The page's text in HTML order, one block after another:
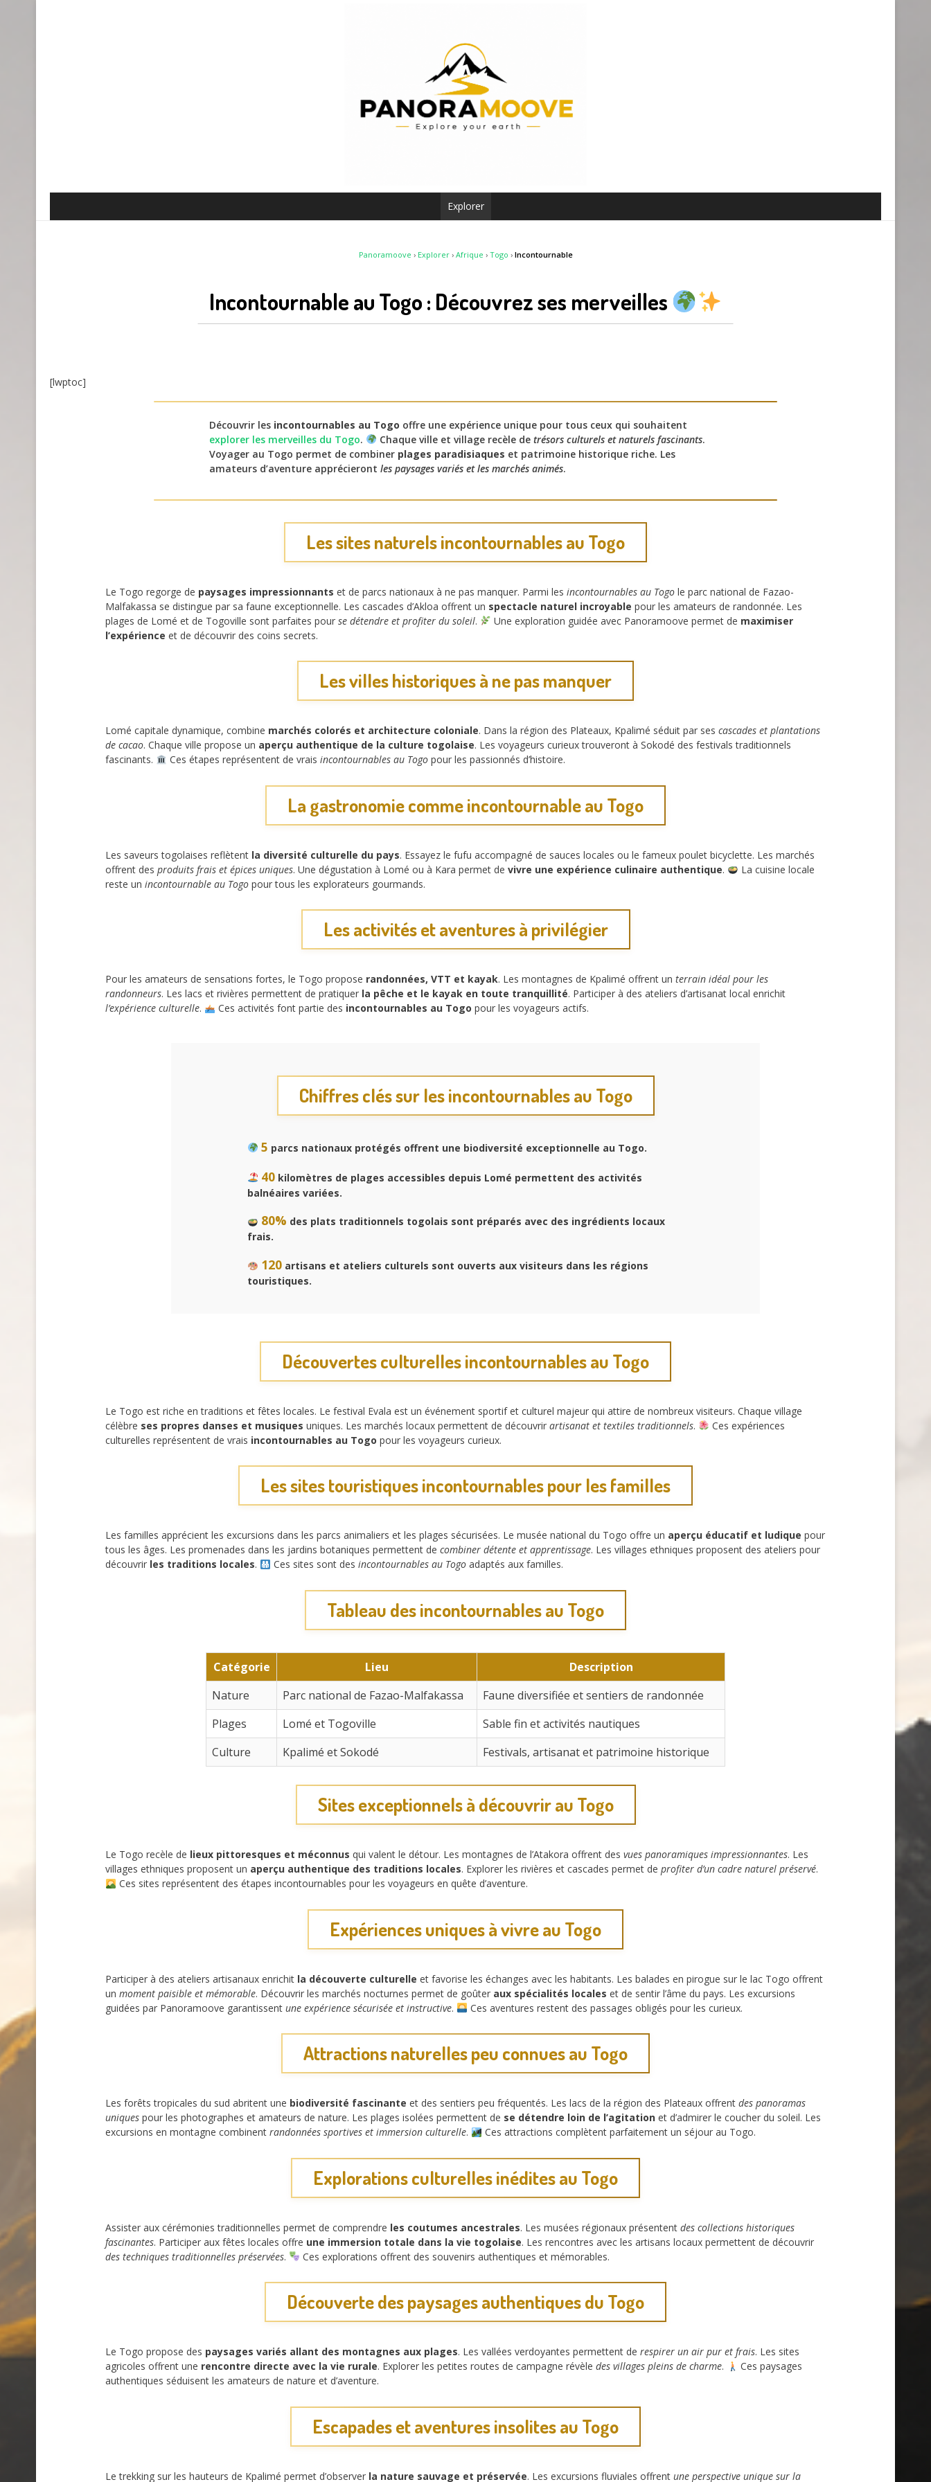
Explorer
Panoramoove › Explorer› Afrique › Togo › Incontournable
Incontournable au Togo : Découvrez ses merveilles
[lwptoc]
Découvrir les incontournables au Togo offre une expérience unique pour tous ceux qui souhaitent
explorer les merveilles du Togo. Chaque ville et village recèle de trésors culturels et naturels fascinants.
Voyager au Togo permet de combiner plages paradisiaques et patrimoine historique riche. Les
amateurs d’aventure apprécieront les paysages variés et les marchés animés.
Les sites naturels incontournables au Togo
Le Togo regorge de paysages impressionnants et de parcs nationaux à ne pas manquer. Parmi les incontournables au Togo le parc national de Fazao-
Malfakassa se distingue par sa faune exceptionnelle. Les cascades d’Akloa offrent un spectacle naturel incroyable pour les amateurs de randonnée. Les
plages de Lomé et de Togoville sont parfaites pour se détendre et profiter du soleil. Une exploration guidée avec Panoramoove permet de maximiser
l’expérience et de découvrir des coins secrets.
Les villes historiques à ne pas manquer
Lomé capitale dynamique, combine marchés colorés et architecture coloniale. Dans la région des Plateaux, Kpalimé séduit par ses cascades et plantations
de cacao. Chaque ville propose un aperçu authentique de la culture togolaise. Les voyageurs curieux trouveront à Sokodé des festivals traditionnels
fascinants.
Ces étapes représentent de vrais incontournables au Togopour les passionnés d’histoire.
La gastronomie comme incontournable au Togo
Les saveurs togolaises reflètent la diversité culturelle du pays. Essayez le fufu accompagné de sauces locales ou le fameux poulet bicyclette. Les marchés
offrent des produits frais et épices uniques. Une dégustation à Lomé ou à Kara permet de vivre une expérience culinaire authentique.
La cuisine locale
reste un incontournable au Togo pour tous les explorateurs gourmands.
Les activités et aventures à privilégier
Pour les amateurs de sensations fortes, le Togo propose randonnées, VTT et kayak. Les montagnes de Kpalimé offrent un terrain idéal pour les
randonneurs. Les lacs et rivières permettent de pratiquer la pêche et le kayak en toute tranquillité. Participer à des ateliers d’artisanat local enrichit
l’expérience culturelle. Ces activités font partie des incontournables au Togo pour les voyageurs actifs.
Chiffres clés sur les incontournables au Togo
5 parcs nationaux protégés offrent une biodiversité exceptionnelle au Togo.
40kilomètres de plages accessibles depuis Lomé permettent des activités
balnéaires variées.
80% des plats traditionnels togolais sont préparés avec des ingrédients locaux
frais.
120artisans et ateliers culturels sont ouverts aux visiteurs dans les régions
touristiques.
Découvertes culturelles incontournables au Togo
Le Togo est riche en traditions et fêtes locales. Le festival Evala est un événement sportif et culturel majeur qui attire de nombreux visiteurs. Chaque village
célèbre ses propres danses et musiques uniques. Les marchés locaux permettent de découvrir artisanat et textiles traditionnels.
Ces expériences
culturelles représentent de vrais incontournables au Togo pour les voyageurs curieux.
Les sites touristiques incontournables pour les familles
Les familles apprécient les excursions dans les parcs animaliers et les plages sécurisées. Le musée national du Togo offre un aperçu éducatif et ludique pour
tous les âges. Les promenades dans les jardins botaniques permettent de combiner détente et apprentissage. Les villages ethniques proposent des ateliers pour
découvrir les traditions locales. Ces sites sont des incontournables au Togoadaptés aux familles.
Tableau des incontournables au Togo
Catégorie Lieu
Description
Nature
Parc national de Fazao-Malfakassa
Faune diversifiée et sentiers de randonnée
Plages
Lomé et Togoville
Sable fin et activités nautiques
Culture
Kpalimé et Sokodé Festivals, artisanat et patrimoine historique
Sites exceptionnels à découvrir au Togo
Le Togo recèle de lieux pittoresques et méconnus qui valent le détour. Les montagnes de l’Atakora offrent des vues panoramiques impressionnantes. Les
villages ethniques proposent un aperçu authentique des traditions locales. Explorer les rivières et cascades permet de profiter d’un cadre naturel préservé.
Ces sites représentent des étapes incontournables pour les voyageurs en quête d’aventure.
Expériences uniques à vivre au Togo
Participer à des ateliers artisanaux enrichit la découverte culturelle et favorise les échanges avec les habitants. Les balades en pirogue sur le lac Togo offrent
un moment paisible et mémorable. Découvrir les marchés nocturnes permet de goûter aux spécialités locales et de sentir l’âme du pays. Les excursions
guidées par Panoramoove garantissent une expérience sécurisée et instructive. Ces aventures restent des passages obligés pour les curieux.
Attractions naturelles peu connues au Togo
Les forêts tropicales du sud abritent une biodiversité fascinante et des sentiers peu fréquentés. Les lacs de la région des Plateaux offrent des panoramas
uniques pour les photographes et amateurs de nature. Les plages isolées permettent de se détendre loin de l’agitation et d’admirer le coucher du soleil. Les
excursions en montagne combinent randonnées sportives et immersion culturelle. Ces attractions complètent parfaitement un séjour au Togo.
Explorations culturelles inédites au Togo
Assister aux cérémonies traditionnelles permet de comprendre les coutumes ancestrales. Les musées régionaux présentent des collections historiques
fascinantes. Participer aux fêtes locales offre une immersion totale dans la vie togolaise. Les rencontres avec les artisans locaux permettent de découvrir
des techniques traditionnelles préservées. Ces explorations offrent des souvenirs authentiques et mémorables.
Découverte des paysages authentiques du Togo
Le Togo propose des paysages variés allant des montagnes aux plages. Les vallées verdoyantes permettent de respirer un air pur et frais. Les sites
agricoles offrent une rencontre directe avec la vie rurale. Explorer les petites routes de campagne révèle des villages pleins de charme.
Ces paysages
authentiques séduisent les amateurs de nature et d’aventure.
Escapades et aventures insolites au Togo
Le trekking sur les hauteurs de Kpalimé permet d’observer la nature sauvage et préservée. Les excursions fluviales offrent une perspective unique sur la